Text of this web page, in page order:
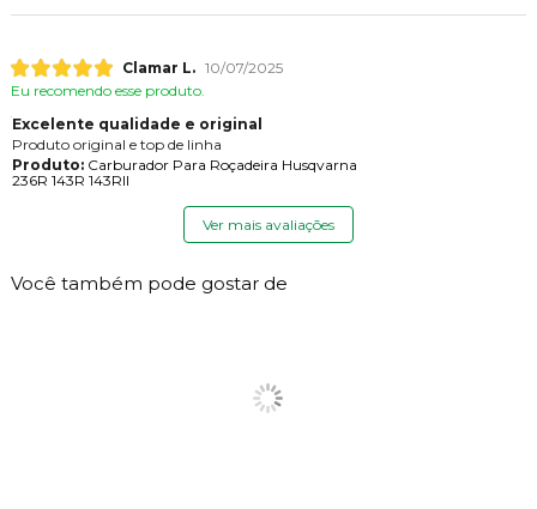
Clamar L. 10/07/2025
Eu recomendo esse produto.
Excelente qualidade e original
Produto original e top de linha
Produto:Carburador Para Roçadeira Husqvarna
236R 143R 143RII
Ver mais avaliações
Você também pode gostar de